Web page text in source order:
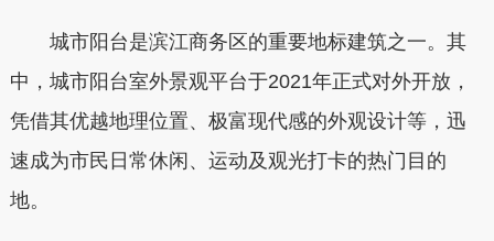
城市阳台是滨江商务区的重要地标建筑之一。其
中，城市阳台室外景观平台于2021年正式对外开放，
凭借其优越地理位置、极富现代感的外观设计等，迅
速成为市民日常休闲、运动及观光打卡的热门目的
地。